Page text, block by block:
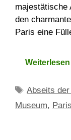
majestätische
den
Paris eine
Weiterlesen
Abseits
Museum, Paris